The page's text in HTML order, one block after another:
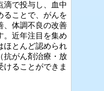
滴で投与し、血中
ることで、がんを
、体調不良の改善
。近年注目を集め
ほとんど認められ
抗がん剤治療・放
けることができま